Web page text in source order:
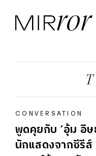
CONVERSATION
พูดคุยกับ ‘อุ้ม อิษ
นักแสดงจากซีรีส์